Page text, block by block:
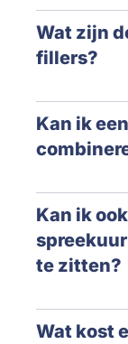
Wat zijn
fillers?
Kan ik
Kan ik
te zitten?
Wat kost